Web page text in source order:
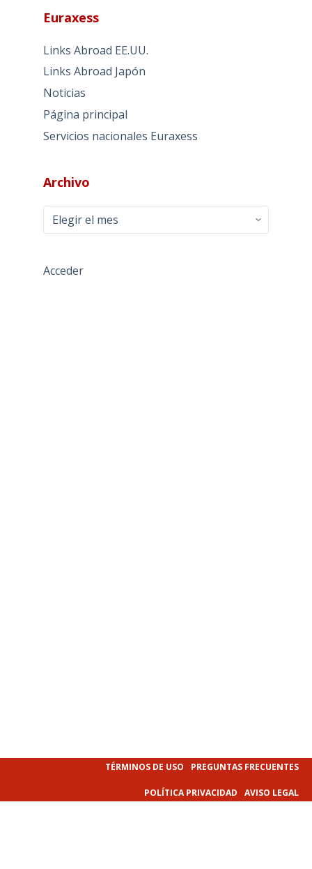
Euraxess
Links Abroad EE.UU.
Links Abroad Japón
Noticias
Página principal
Servicios nacionales Euraxess
Archivo
Archivo
Acceder
TÉRMINOS DE USO PREGUNTAS FRECUENTES
POLÍTICA PRIVACIDAD AVISO LEGAL